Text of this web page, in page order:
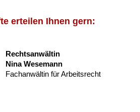
erteilen Ihnen gern:
Rechtsanwältin
Nina Wesemann
Fachanwältin für Arbeitsrecht